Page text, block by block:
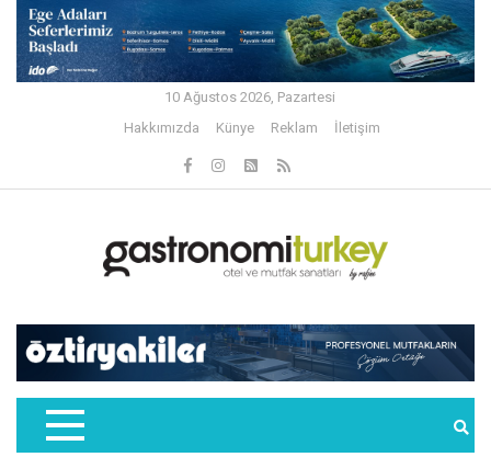
10 Ağustos 2026, Pazartesi
Hakkımızda
Künye Reklam İletişim